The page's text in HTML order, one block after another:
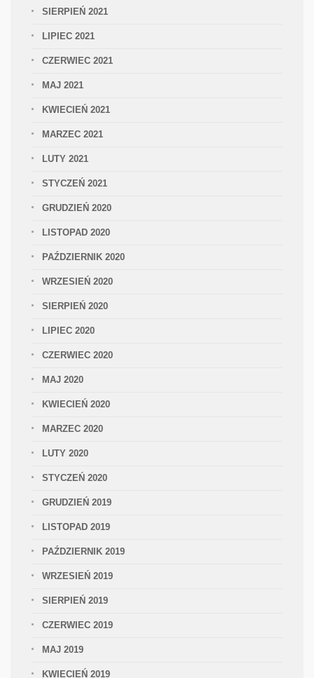
SIERPIEŃ 2021
LIPIEC 2021
CZERWIEC 2021
MAJ 2021
KWIECIEŃ 2021
MARZEC 2021
LUTY 2021
STYCZEŃ 2021
GRUDZIEŃ 2020
LISTOPAD 2020
PAŹDZIERNIK 2020
WRZESIEŃ 2020
SIERPIEŃ 2020
LIPIEC 2020
CZERWIEC 2020
MAJ 2020
KWIECIEŃ 2020
MARZEC 2020
LUTY 2020
STYCZEŃ 2020
GRUDZIEŃ 2019
LISTOPAD 2019
PAŹDZIERNIK 2019
WRZESIEŃ 2019
SIERPIEŃ 2019
CZERWIEC 2019
MAJ 2019
KWIECIEŃ 2019